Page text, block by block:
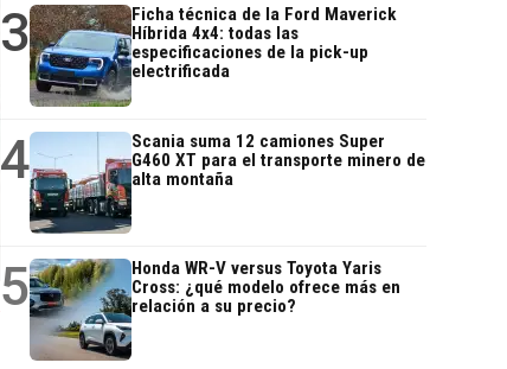
3
Ficha técnica de la Ford Maverick
Híbrida 4x4: todas las
especificaciones de la pick-up
electrificada
4
Scania suma 12 camiones Super
G460 XT para el transporte minero de
alta montaña
5
Honda WR-V versus Toyota Yaris
Cross: ¿qué modelo ofrece más en
relación a su precio?